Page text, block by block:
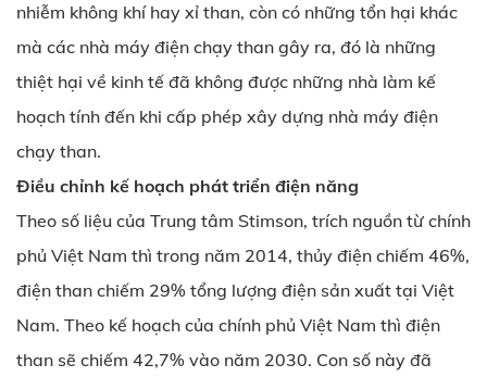
nhiễm không khí hay xỉ than, còn có những tổn hại khác
mà các nhà máy điện chạy than gây ra, đó là những
thiệt hại về kinh tế đã không được những nhà làm kế
hoạch tính đến khi cấp phép xây dựng nhà máy điện
chạy than.
Điều chỉnh kế hoạch phát triển điện năng
Theo số liệu của Trung tâm Stimson, trích nguồn từ chính
phủ Việt Nam thì trong năm 2014, thủy điện chiếm 46%,
điện than chiếm 29% tổng lượng điện sản xuất tại Việt
Nam. Theo kế hoạch của chính phủ Việt Nam thì điện
than sẽ chiếm 42,7% vào năm 2030. Con số này đã